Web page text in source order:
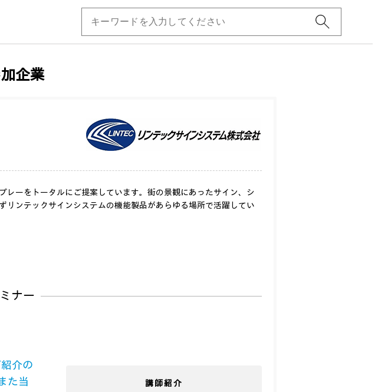
企業
ーをトータルにご提案しています。街の景観にあったサイン、シ
ンテックサインシステムの機能製品があらゆる場所で活躍してい
ナー
介の
た当
講師紹介